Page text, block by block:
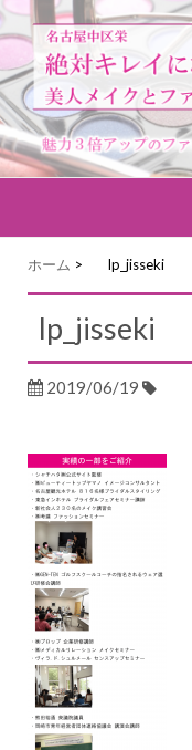
ホーム > lp_jisseki
lp_jisseki
2019/06/19